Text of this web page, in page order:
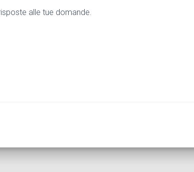
alle tue domande.